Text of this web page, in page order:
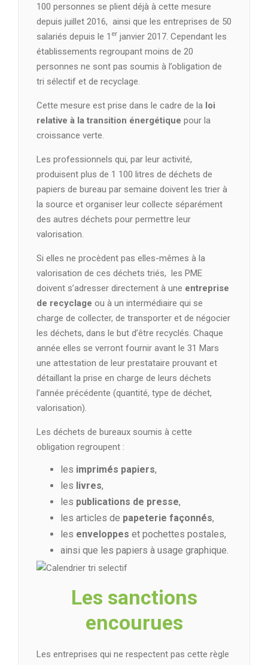
100 personnes se plient déjà à cette mesure
depuis juillet 2016, ainsi que les entreprises de 50
salariés depuis le 1 er janvier 2017. Cependant les
établissements regroupant moins de 20
personnes ne sont pas soumis à l’obligation de
tri sélectif et de recyclage.
Cette mesure est prise dans le cadre de la loi
relative à la transition énergétique pour la
croissance verte.
Les professionnels qui, par leur activité,
produisent plus de 1 100 litres de déchets de
papiers de bureau par semaine doivent les trier à
la source et organiser leur collecte séparément
des autres déchets pour permettre leur
valorisation.
Si elles ne procèdent pas elles-mêmes à la
valorisation de ces déchets triés, les PME
doivent s’adresser directement à une entreprise
de recyclage ou à un intermédiaire qui se
charge de collecter, de transporter et de négocier
les déchets, dans le but d’être recyclés. Chaque
année elles se verront fournir avant le 31 Mars
une attestation de leur prestataire prouvant et
détaillant la prise en charge de leurs déchets
l’année précédente (quantité, type de déchet,
valorisation).
Les déchets de bureaux soumis à cette
obligation regroupent :
les imprimés papiers,
les livres,
les publications de presse,
les articles de papeterie façonnés,
les enveloppes et pochettes postales,
ainsi que les papiers à usage graphique.
Les sanctions
encourues
Les entreprises qui ne respectent pas cette règle